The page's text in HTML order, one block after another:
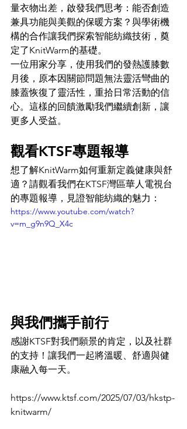
量衣物出差，啟發我們思考：能否創造
兼具功能與美觀的保暖方案？與學術機
構的合作讓我們探索智能紡織技術，奠
定了KnitWarm的基礎。
一位用家分享，使用我們的發熱護膝數
月後，原本因關節問題無法靈活彎曲的
膝蓋恢復了靈活性，重拾日常活動的信
心。這樣的回饋激勵我們繼續創新，讓
更多人受益。
觀看KTSF專題報導
想了解KnitWarm如何重新定義健康與舒
適？請觀看我們在KTSF灣區華人電視台
的專題報導，見證智能紡織的魅力：
https://www.youtube.com/watch?
v=m_g9n9Q_X4c
與我們攜手前行
感謝KTSF對我們願景的肯定，以及社群
的支持！讓我們一起將溫暖、舒適與健
康融入每一天。
https://www.ktsf.com/2025/07/03/hkstp-
knitwarm/